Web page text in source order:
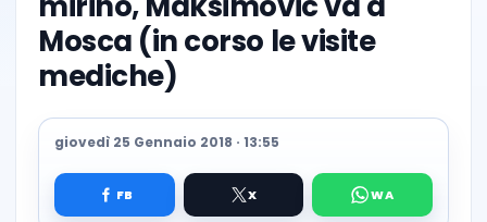
Mosca (in corso le visite
mediche)
giovedì 25 Gennaio 2018 · 13:55